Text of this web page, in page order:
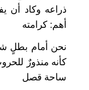
ذراعه وكاد أن
أهم: كرامته
نحن أمام بطلٍ
كأنه منذورٌ
ساحة قصل